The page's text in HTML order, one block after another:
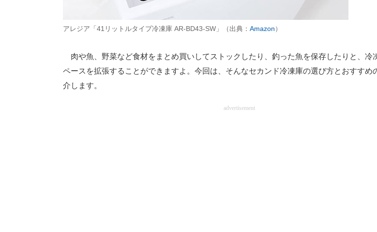
アレジア「41リットルタイプ冷凍庫 AR-BD43-SW」（出典： Amazon）
肉や魚、野菜など食材をまとめ買いしてストックしたり、釣った魚を保存したりと、冷
ペースを拡張することができますよ。今回は、そんなセカンド冷凍庫の選び方とおすすめ
介します。
advertisement